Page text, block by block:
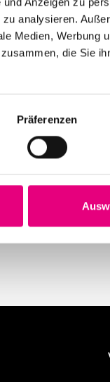
analysieren.
Medien, Werbung
die Sie
Präferenzen
Souad Massi feat.
beginnt